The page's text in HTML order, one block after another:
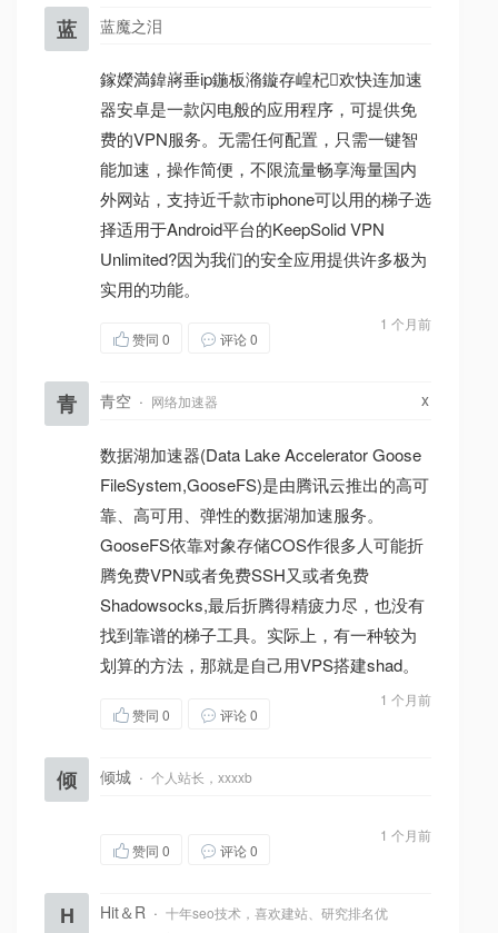
蓝 蓝魔之泪
鎵嬫満鍏嶈垂ip鍦板潃鏇存崲杞欢快连加速
器安卓是一款闪电般的应用程序，可提供免
费的VPN服务。无需任何配置，只需一键智
能加速，操作简便，不限流量畅享海量国内
外网站，支持近千款市iphone可以用的梯子选
择适用于Android平台的KeepSolid VPN
Unlimited?因为我们的安全应用提供许多极为
实用的功能。
1 个月前
赞同 0 评论 0
青 青空 · 网络加速器 x
数据湖加速器(Data Lake Accelerator Goose
FileSystem,GooseFS)是由腾讯云推出的高可
靠、高可用、弹性的数据湖加速服务。
GooseFS依靠对象存储COS作很多人可能折
腾免费VPN或者免费SSH又或者免费
Shadowsocks,最后折腾得精疲力尽，也没有
找到靠谱的梯子工具。实际上，有一种较为
划算的方法，那就是自己用VPS搭建shad。
1 个月前
赞同 0 评论 0
倾 倾城 · 个人站长，xxxxb
1 个月前
赞同 0 评论 0
H Hit＆R · 十年seo技术，喜欢建站、研究排名优